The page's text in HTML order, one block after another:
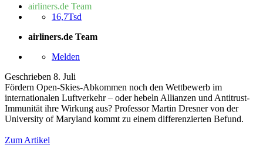
airliners.de Team
16,7Tsd
airliners.de Team
Melden
Geschrieben 8. Juli
Fördern Open-Skies-Abkommen noch den Wettbewerb im
internationalen Luftverkehr – oder hebeln Allianzen und Antitrust-
Immunität ihre Wirkung aus? Professor Martin Dresner von der
University of Maryland kommt zu einem differenzierten Befund.
Zum Artikel